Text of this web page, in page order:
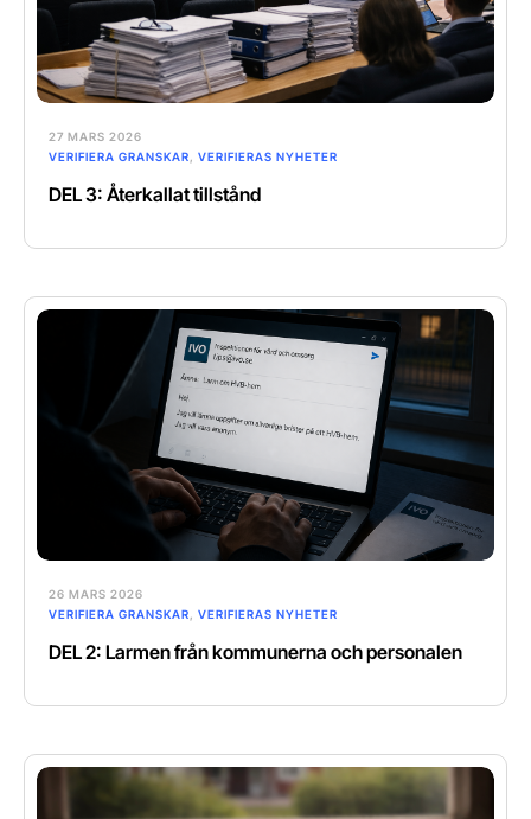
27 MARS 2026
VERIFIERA GRANSKAR
VERIFIERAS NYHETER
DEL 3: Återkallat tillstånd
26 MARS 2026
VERIFIERA GRANSKAR
VERIFIERAS NYHETER
DEL 2: Larmen från kommunerna och personalen